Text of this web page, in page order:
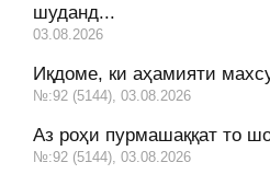
шуданд...
03.08.2026
Иқдоме, ки аҳамияти
№:92 (5144), 03.08.2026
Аз роҳи пурмашаққат то
№:92 (5144), 03.08.2026